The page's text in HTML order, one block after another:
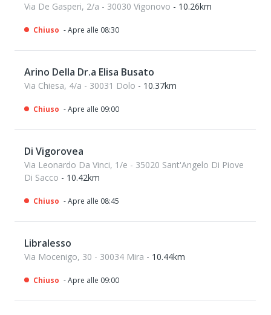
Via De Gasperi, 2/a - 30030 Vigonovo - 10.26km
Chiuso - Apre alle 08:30
Arino Della Dr.a Elisa Busato
Via Chiesa, 4/a - 30031 Dolo - 10.37km
Chiuso - Apre alle 09:00
Di Vigorovea
Via Leonardo Da Vinci, 1/e - 35020 Sant'Angelo Di Piove
Di Sacco - 10.42km
Chiuso - Apre alle 08:45
Libralesso
Via Mocenigo, 30 - 30034 Mira - 10.44km
Chiuso - Apre alle 09:00